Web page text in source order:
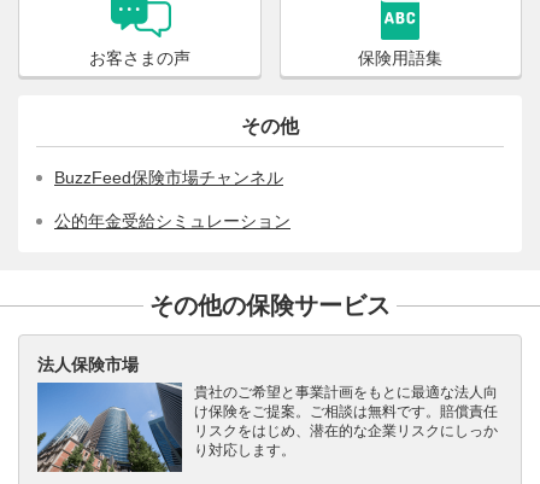
お客さまの声 保険用語集
その他
BuzzFeed保険市場チャンネル
公的年金受給シミュレーション
その他の保険サービス
法人保険市場
貴社のご希望と事業計画をもとに最適な法人向
け保険をご提案。ご相談は無料です。賠償責任
リスクをはじめ、潜在的な企業リスクにしっか
り対応します。